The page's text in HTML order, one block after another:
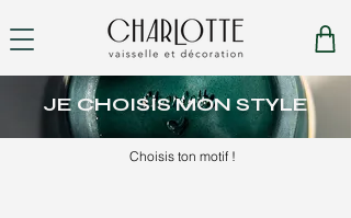
JE CHOISIS MON STYLE
Choisis ton motif !